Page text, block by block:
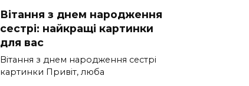
Вітання з днем народження
сестрі: найкращі картинки
для вас
Вітання з днем народження сестрі
картинки Привіт, люба